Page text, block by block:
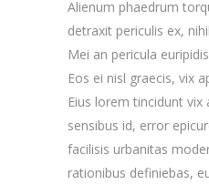
Alienum phaedrum
detraxit periculis ex,
Mei an pericula
Eos ei nisl graecis, vix
Eius lorem tincidunt vix
sensibus id, error
facilisis urbanitas
rationibus definiebas,